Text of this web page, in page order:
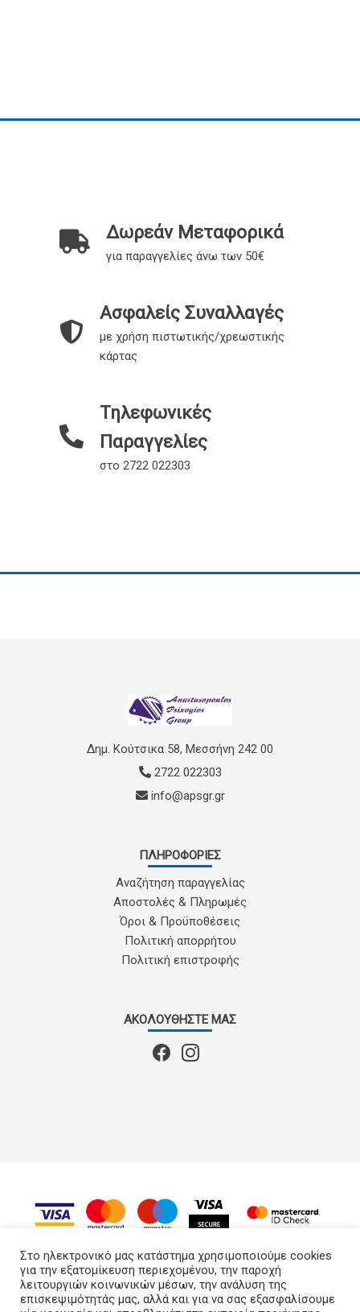
Δωρεάν Μεταφορικά
για παραγγελίες άνω των 50€
Ασφαλείς Συναλλαγές
με χρήση πιστωτικής/χρεωστικής
κάρτας
Τηλεφωνικές
Παραγγελίες
στο 2722 022303
Δημ. Κούτσικα 58, Μεσσήνη 242 00
2722 022303
info@apsgr.gr
ΠΛΗΡΟΦΟΡΊΕΣ
Αναζήτηση παραγγελίας
Αποστολές & Πληρωμές
Όροι & Προϋποθέσεις
Πολιτική απορρήτου
Πολιτική επιστροφής
ΑΚΟΛΟΥΘΉΣΤΕ ΜΑΣ
APS GROUP © 2022 - 2026
Στο ηλεκτρονικό μας κατάστημα χρησιμοποιούμε cookies
για την εξατομίκευση περιεχομένου, την παροχή
λειτουργιών κοινωνικών μέσων, την ανάλυση της
επισκεψιμότητάς μας, αλλά και για να σας εξασφαλίσουμε